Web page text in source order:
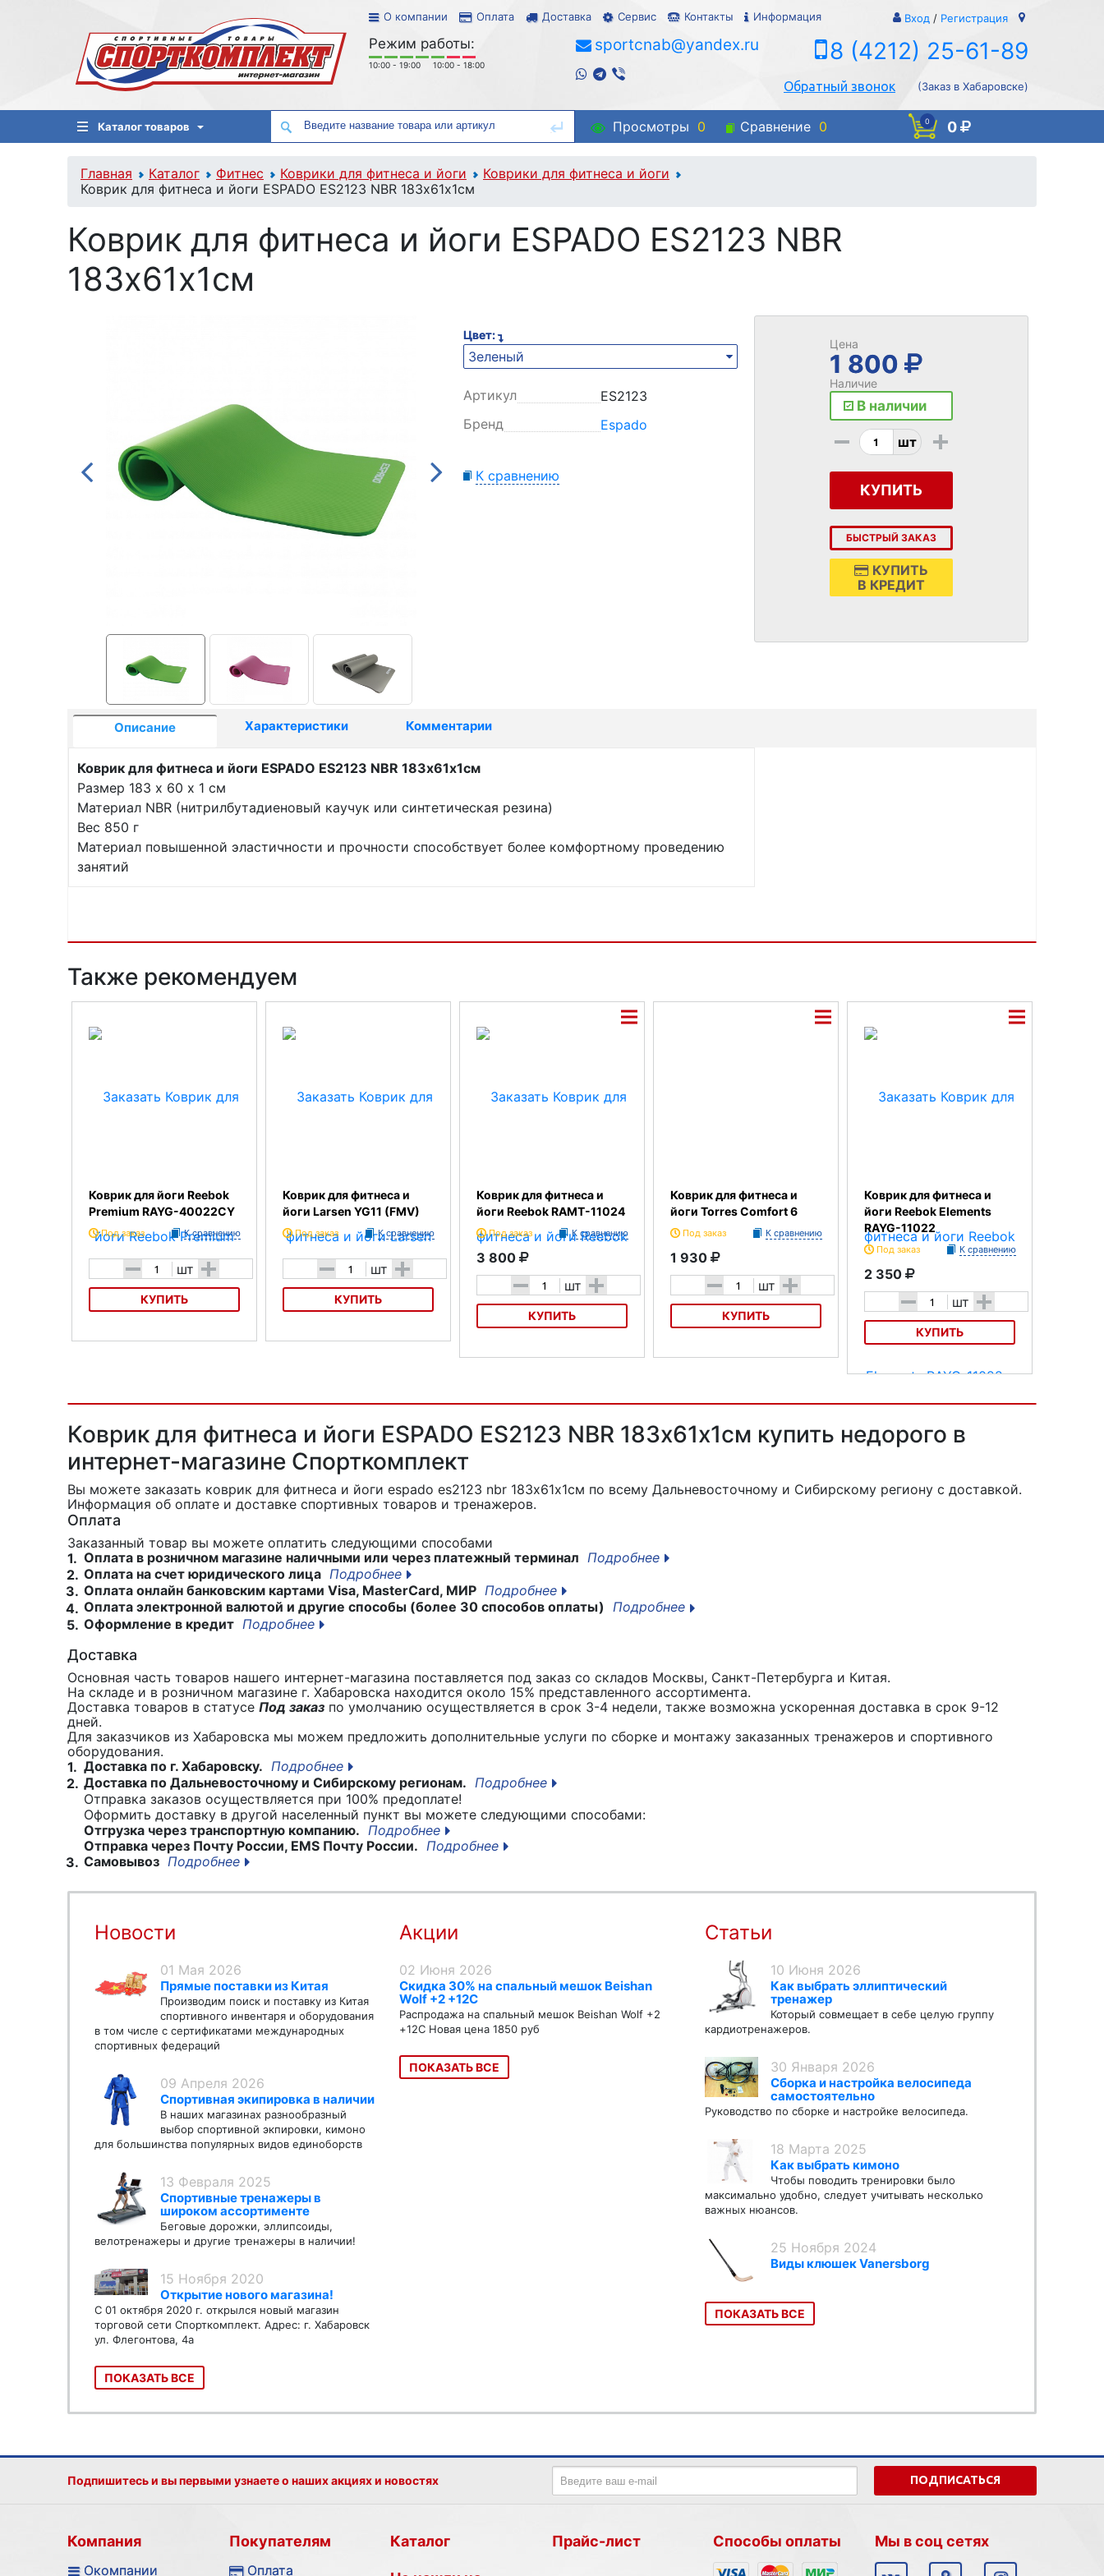
О компании Оплата Доставка Сервис Контакты Информация Вход / Регистрация
Режим работы:
10:00 - 19:00 10:00 - 18:00
sportcnab@yandex.ru 8 (4212) 25-61-89
Обратный звонок (Заказ в Хабаровске)
Каталог товаров Просмотры 0 Сравнение 0 0 0
Главная Каталог Фитнес Коврики для фитнеса и йоги
Коврики для фитнеса и йоги
Коврик для фитнеса и йоги ESPADO ES2123 NBR 183х61х1см
Коврик для фитнеса и йоги ESPADO ES2123 NBR
183х61х1см
Цвет:
Зеленый
Артикул
ES2123
Бренд
Espado
К сравнению
Цена
1 800
Наличие
В наличии
- шт +
КУПИТЬ
БЫСТРЫЙ ЗАКАЗ
КУПИТЬ
В КРЕДИТ
Описание Характеристики Комментарии
Коврик для фитнеса и йоги ESPADO ES2123 NBR 183х61х1см
Размер 183 х 60 х 1 см
Материал NBR (нитрилбутадиеновый каучук или синтетическая резина)
Вес 850 г
Материал повышенной эластичности и прочности способствует более комфортному проведению
занятий
Также рекомендуем
Коврик для йоги Reebok
Premium RAYG-40022CY
Под заказ К сравнению
- шт +
КУПИТЬ
Коврик для фитнеса и
йоги Larsen YG11 (FMV)
Под заказ К сравнению
- шт +
КУПИТЬ
Коврик для фитнеса и
йоги Reebok RAMT-11024
Под заказ К сравнению
3 800
- шт +
КУПИТЬ
Коврик для фитнеса и
йоги Torres Comfort 6
Под заказ К сравнению
1 930
- шт +
КУПИТЬ
Коврик для фитнеса и
йоги Reebok Elements
RAYG-11022
Под заказ К сравнению
2 350
- шт +
КУПИТЬ
Коврик для фитнеса и йоги ESPADO ES2123 NBR 183х61х1см купить недорого в
интернет-магазине Спорткомплект
Вы можете заказать коврик для фитнеса и йоги espado es2123 nbr 183х61х1см по всему Дальневосточному и Сибирскому региону с доставкой.
Информация об оплате и доставке спортивных товаров и тренажеров.
Оплата
Заказанный товар вы можете оплатить следующими способами
1. Оплата в розничном магазине наличными или через платежный терминал Подробнее
2. Оплата на счет юридического лица Подробнее
3. Оплата онлайн банковским картами Visa, MasterCard, МИР Подробнее
4. Оплата электронной валютой и другие способы (более 30 способов оплаты) Подробнее
5. Оформление в кредит Подробнее
Доставка
Основная часть товаров нашего интернет-магазина поставляется под заказ со складов Москвы, Санкт-Петербурга и Китая.
На складе и в розничном магазине г. Хабаровска находится около 15% представленного ассортимента.
Доставка товаров в статусе Под заказ по умолчанию осуществляется в срок 3-4 недели, также возможна ускоренная доставка в срок 9-12
дней.
Для заказчиков из Хабаровска мы можем предложить дополнительные услуги по сборке и монтажу заказанных тренажеров и спортивного
оборудования.
1. Доставка по г. Хабаровску. Подробнее
2. Доставка по Дальневосточному и Сибирскому регионам. Подробнее
Отправка заказов осуществляется при 100% предоплате!
Оформить доставку в другой населенный пункт вы можете следующими способами:
Отгрузка через транспортную компанию. Подробнее
Отправка через Почту России, EMS Почту России. Подробнее
3. Самовывоз Подробнее
Новости
01 Мая 2026
Прямые поставки из Китая
Производим поиск и поставку из Китая
спортивного инвентаря и оборудования
в том числе с сертификатами международных
спортивных федераций
09 Апреля 2026
Спортивная экипировка в наличии
В наших магазинах разнообразный
выбор спортивной экпировки, кимоно
для большинства популярных видов единоборств
13 Февраля 2025
Спортивные тренажеры в
широком ассортименте
Беговые дорожки, эллипсоиды,
велотренажеры и другие тренажеры в наличии!
15 Ноября 2020
Открытие нового магазина!
С 01 октября 2020 г. открылся новый магазин
торговой сети Спорткомплект. Адрес: г. Хабаровск
ул. Флегонтова, 4а
ПОКАЗАТЬ ВСЕ
Акции
02 Июня 2026
Скидка 30% на спальный мешок Beishan
Wolf +2 +12C
Распродажа на спальный мешок Beishan Wolf +2
+12C Новая цена 1850 руб
ПОКАЗАТЬ ВСЕ
Статьи
10 Июня 2026
Как выбрать эллиптический
тренажер
Который совмещает в себе целую группу
кардиотренажеров.
30 Января 2026
Сборка и настройка велосипеда
самостоятельно
Руководство по сборке и настройке велосипеда.
18 Марта 2025
Как выбрать кимоно
Чтобы поводить тренировки было
максимально удобно, следует учитывать несколько
важных нюансов.
25 Ноября 2024
Виды клюшек Vanersborg
ПОКАЗАТЬ ВСЕ
Подпишитесь и вы первыми узнаете о наших акциях и новостях ПОДПИСАТЬСЯ
Компания
Окомпании
Покупателям
Оплата
Каталог Прайс-лист Способы оплаты Мы в соц сетях